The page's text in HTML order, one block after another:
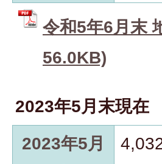
令和5年6月末
56.0KB)
2023年5月末現在
2023年5月